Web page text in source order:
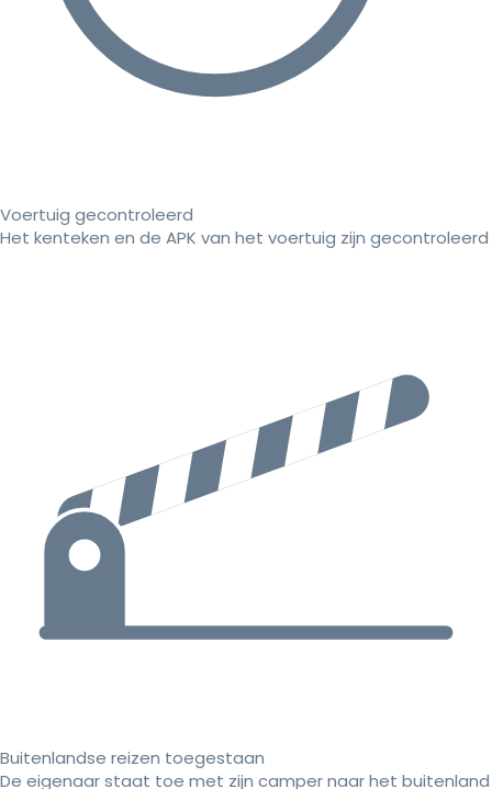
Voertuig gecontroleerd
Het kenteken en de APK van het voertuig zijn gecontroleerd
Buitenlandse reizen toegestaan
De eigenaar staat toe met zijn camper naar het buitenland